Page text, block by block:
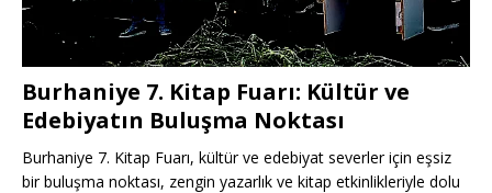
Burhaniye 7. Kitap Fuarı: Kültür ve
Edebiyatın Buluşma Noktası
Burhaniye 7. Kitap Fuarı, kültür ve edebiyat severler için eşsiz
bir buluşma noktası, zengin yazarlık ve kitap etkinlikleriyle dolu